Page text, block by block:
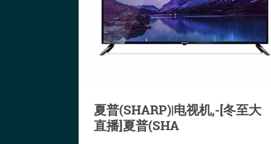
夏普(SHARP)|电视机,-[冬至大
直播]夏普(SHA